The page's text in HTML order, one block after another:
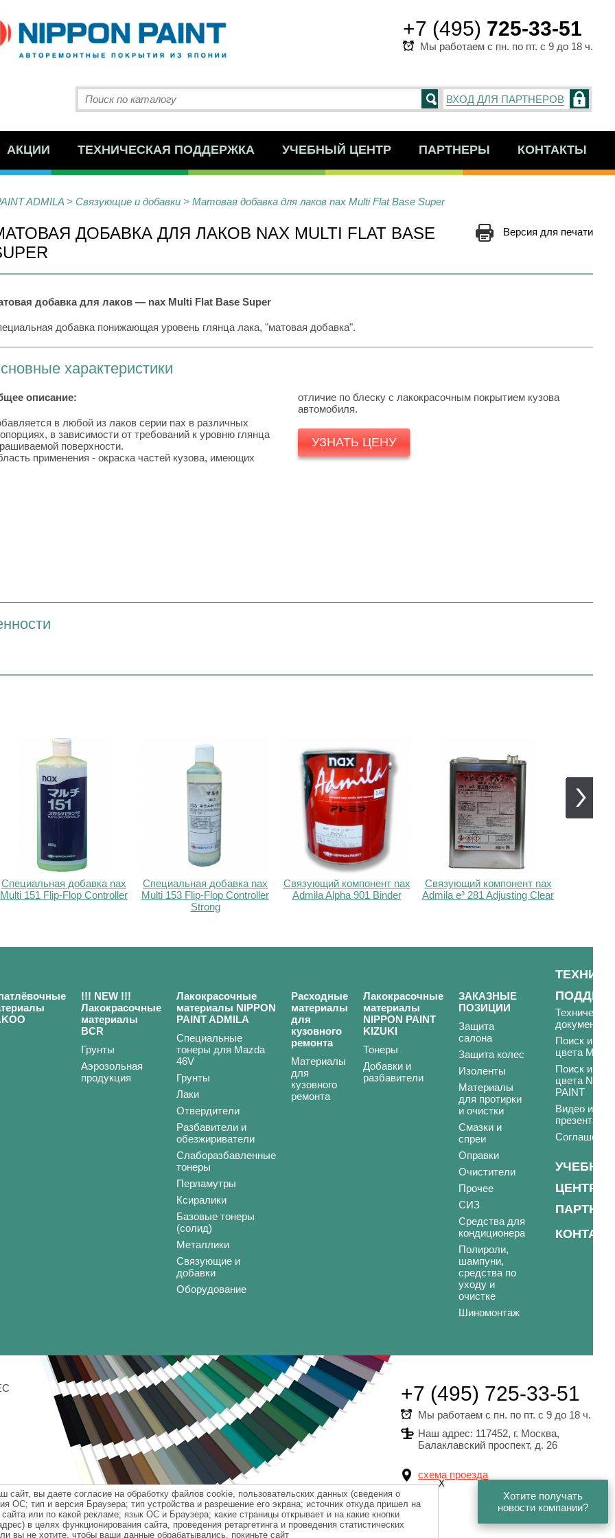
+7 (495) 725-33-51
Мы работаем с пн. по пт. с 9 до 18 ч.
ВХОД ДЛЯ ПАРТНЕРОВ
АКЦИИ ТЕХНИЧЕСКАЯ ПОДДЕРЖКА УЧЕБНЫЙ ЦЕНТР ПАРТНЕРЫ КОНТАКТЫ
ADMILA > Связующие и добавки > Матовая добавка для лаков nax Multi Flat Base Super
ДОБАВКА ДЛЯ ЛАКОВ NAX MULTI FLAT BASE
Версия для печати
добавка для лаков — nax Multi Flat Base Super
добавка понижающая уровень глянца лака, "матовая добавка".
характеристики
описание:
в любой из лаков серии nax в различных
в зависимости от требований к уровню глянца
поверхности.
применения - окраска частей кузова, имеющих
отличие по блеску с лакокрасочным покрытием кузова
автомобиля.
УЗНАТЬ ЦЕНУ
Специальная добавка nax
Multi 151 Flip-Flop Controller
Специальная добавка nax
Multi 153 Flip-Flop Controller
Strong
Связующий компонент nax
Admila Alpha 901 Binder
Связующий компонент nax
Admila e³ 281 Adjusting Clear
!!! NEW !!!
Лакокрасочные
материалы
BCR
Грунты
Аэрозольная
продукция
Лакокрасочные
материалы NIPPON
PAINT ADMILA
Специальные
тонеры для Mazda
46V
Грунты
Лаки
Отвердители
Разбавители и
обезжириватели
Слаборазбавленные
тонеры
Перламутры
Ксиралики
Базовые тонеры
(солид)
Металлики
Связующие и
добавки
Оборудование
Расходные
материалы
для
кузовного
ремонта
Материалы
для
кузовного
ремонта
Лакокрасочные
материалы
NIPPON PAINT
KIZUKI
Тонеры
Добавки и
разбавители
ЗАКАЗНЫЕ
ПОЗИЦИИ
Защита
салона
Защита колес
Изоленты
Материалы
для протирки
и очистки
Смазки и
спреи
Оправки
Очистители
Прочее
СИЗ
Средства для
кондиционера
Полироли,
шампуни,
средства по
уходу и
очистке
Шиномонтаж
Техническая
Поиск и
цвета
Поиск и
цвета
PAINT
Видео и
презентации
Соглашения
ЦЕНТР
+7 (495) 725-33-51
Мы работаем с пн. по пт. с 9 до 18 ч.
Наш адрес: 117452, г. Москва,
Балаклавский проспект, д. 26
схема проезда
Хотите получать
новости компании?
Хотите получать
новости компании?
X
сайт, вы даете согласие на обработку файлов cookie, пользовательских данных (сведения о
ОС; тип и версия Браузера; тип устройства и разрешение его экрана; источник откуда пришел на
сайта или по какой рекламе; язык ОС и Браузера; какие страницы открывает и на какие кнопки
в целях функционирования сайта, проведения ретаргетинга и проведения статистических
вы не хотите, чтобы ваши данные обрабатывались, покиньте сайт